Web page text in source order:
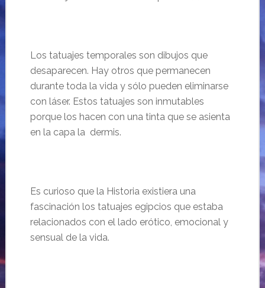
Los tatuajes temporales son dibujos que
desaparecen. Hay otros que permanecen
durante toda la vida y sólo pueden eliminarse
con láser. Estos tatuajes son inmutables
porque los hacen con una tinta que se asienta
en la capa la dermis.
Es curioso que la Historia existiera una
fascinación los tatuajes egipcios que estaba
relacionados con el lado erótico, emocional y
sensual de la vida.